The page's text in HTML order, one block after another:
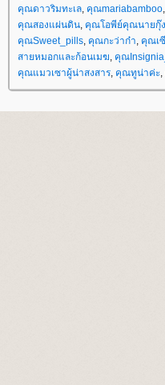
คุณดาวริมทะเล, คุณmariabamboo,
คุณสองแผ่นดิน, คุณโอพีย์คุณนายกุ๊
คุณSweet_pills, คุณกะว่าก๋า, คุณเ
สายหมอกและก้อนเมฆ, คุณ
คุณแมวเซาผู้น่าสงสาร, คุณทูน่าค่ะ,